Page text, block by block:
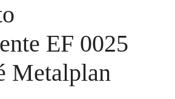
EF 0025
Metalplan